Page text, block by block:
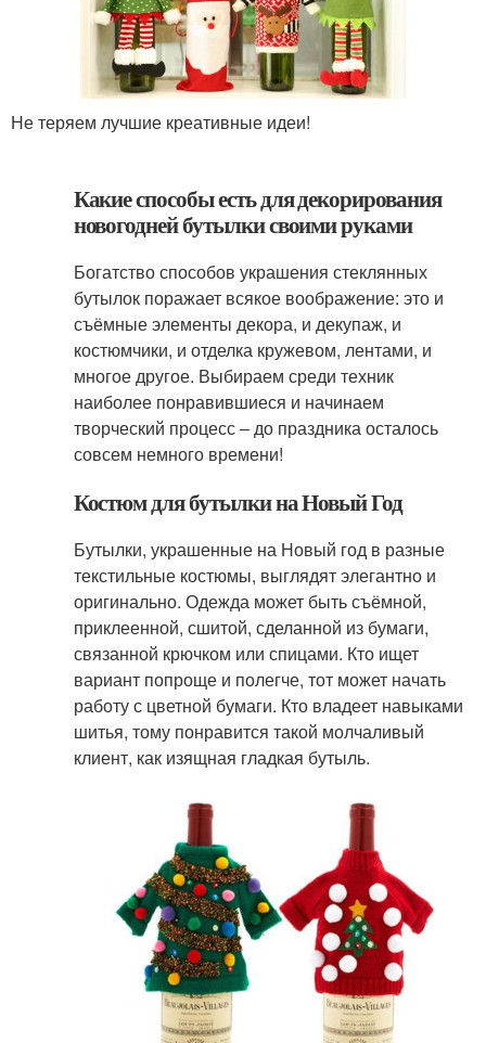
Не теряем лучшие креативные идеи!
Какие способы есть для декорирования
новогодней бутылки своими руками
Богатство способов украшения стеклянных
бутылок поражает всякое воображение: это и
съёмные элементы декора, и декупаж, и
костюмчики, и отделка кружевом, лентами, и
многое другое. Выбираем среди техник
наиболее понравившиеся и начинаем
творческий процесс – до праздника осталось
совсем немного времени!
Костюм для бутылки на Новый Год
Бутылки, украшенные на Новый год в разные
текстильные костюмы, выглядят элегантно и
оригинально. Одежда может быть съёмной,
приклеенной, сшитой, сделанной из бумаги,
связанной крючком или спицами. Кто ищет
вариант попроще и полегче, тот может начать
работу с цветной бумаги. Кто владеет навыками
шитья, тому понравится такой молчаливый
клиент, как изящная гладкая бутыль.